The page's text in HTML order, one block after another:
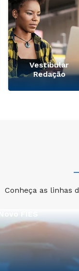
Vestibular
Redação
Conheça as linhas
Novo FIES